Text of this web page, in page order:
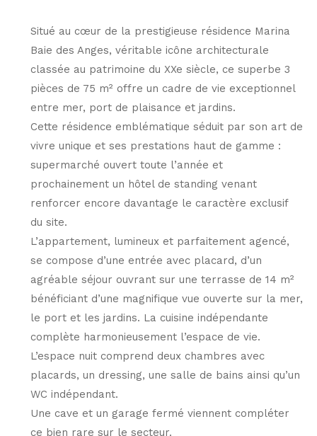
Situé au cœur de la prestigieuse résidence Marina
Baie des Anges, véritable icône architecturale
classée au patrimoine du XXe siècle, ce superbe 3
pièces de 75 m² offre un cadre de vie exceptionnel
entre mer, port de plaisance et jardins.
Cette résidence emblématique séduit par son art de
vivre unique et ses prestations haut de gamme :
supermarché ouvert toute l’année et
prochainement un hôtel de standing venant
renforcer encore davantage le caractère exclusif
du site.
L’appartement, lumineux et parfaitement agencé,
se compose d’une entrée avec placard, d’un
agréable séjour ouvrant sur une terrasse de 14 m²
bénéficiant d’une magnifique vue ouverte sur la mer,
le port et les jardins. La cuisine indépendante
complète harmonieusement l’espace de vie.
L’espace nuit comprend deux chambres avec
placards, un dressing, une salle de bains ainsi qu’un
WC indépendant.
Une cave et un garage fermé viennent compléter
ce bien rare sur le secteur.